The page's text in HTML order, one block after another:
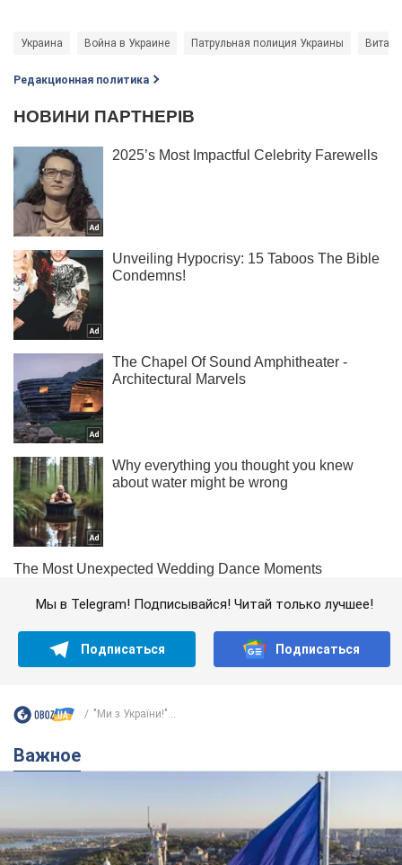
Украина Война в Украине Патрульная полиция Украины
Редакционная политика
Мы в Telegram! Подписывайся! Читай только лучшее!
Подписаться Подписаться
"Ми з України!"...
Важное